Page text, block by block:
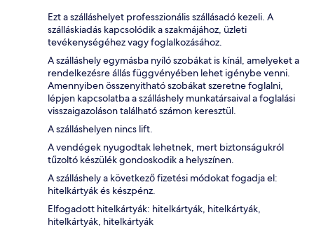
Ezt a szálláshelyet professzionális szállásadó kezeli. A
szálláskiadás kapcsolódik a szakmájához, üzleti
tevékenységéhez vagy foglalkozásához.
A szálláshely egymásba nyíló szobákat is kínál, amelyeket a
rendelkezésre állás függvényében lehet igénybe venni.
Amennyiben összenyitható szobákat szeretne foglalni,
lépjen kapcsolatba a szálláshely munkatársaival a foglalási
visszaigazoláson található számon keresztül.
A szálláshelyen nincs lift.
A vendégek nyugodtak lehetnek, mert biztonságukról
tűzoltó készülék gondoskodik a helyszínen.
A szálláshely a következő fizetési módokat fogadja el:
hitelkártyák és készpénz.
Elfogadott hitelkártyák: hitelkártyák, hitelkártyák,
hitelkártyák, hitelkártyák